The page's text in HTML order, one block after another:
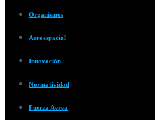
Organismos
Aeroespacial
Innovación
Normatividad
Fuerza Aerea